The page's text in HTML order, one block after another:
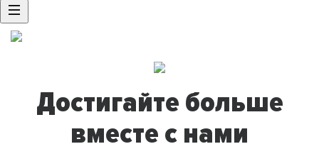
Достигайте больше
вместе с нами